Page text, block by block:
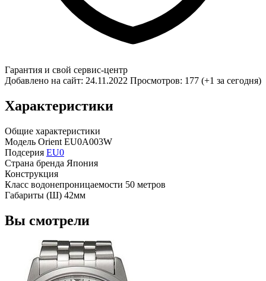
Гарантия и свой сервис-центр
Добавлено на сайт: 24.11.2022 Просмотров: 177 (+1 за сегодня)
Характеристики
Общие характеристики
Модель Orient EU0A003W
Подсерия EU0
Страна бренда Япония
Конструкция
Класс водонепроницаемости 50 метров
Габариты (Ш) 42мм
Вы смотрели